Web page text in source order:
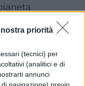
priorità
(tecnici) per
(analitici e di
annunci
navigazione) previo
un
attraverso